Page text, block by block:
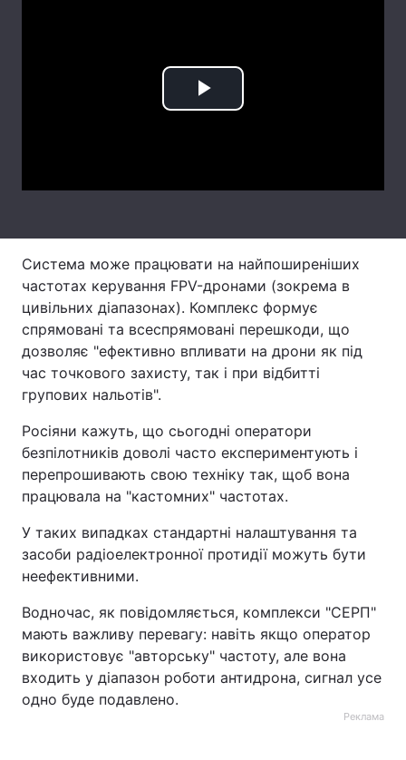
Play
Система може працювати на найпоширеніших
частотах керування FPV-дронами (зокрема в
цивільних діапазонах). Комплекс формує
спрямовані та всеспрямовані перешкоди, що
дозволяє "ефективно впливати на дрони як під
час точкового захисту, так і при відбитті
групових нальотів".
Росіяни кажуть, що сьогодні оператори
безпілотників доволі часто експериментують і
перепрошивають свою техніку так, щоб вона
працювала на "кастомних" частотах.
У таких випадках стандартні налаштування та
засоби радіоелектронної протидії можуть бути
неефективними.
Водночас, як повідомляється, комплекси "СЕРП"
мають важливу перевагу: навіть якщо оператор
використовує "авторську" частоту, але вона
входить у діапазон роботи антидрона, сигнал усе
одно буде подавлено.
Реклама